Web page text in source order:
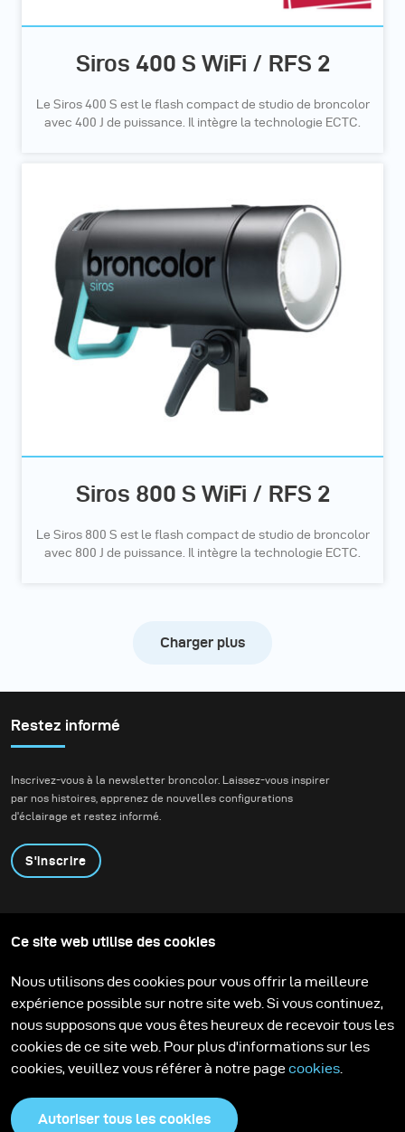
Siros 400 S WiFi / RFS 2
Le Siros 400 S est le flash compact de studio de broncolor
avec 400 J de puissance. Il intègre la technologie ECTC.
Siros 800 S WiFi / RFS 2
Le Siros 800 S est le flash compact de studio de broncolor
avec 800 J de puissance. Il intègre la technologie ECTC.
Charger plus
Restez informé
Inscrivez-vous à la newsletter broncolor. Laissez-vous inspirer
par nos histoires, apprenez de nouvelles configurations
d'éclairage et restez informé.
S'inscrire
Contactez-nous
Technologies
Support
Carrière
Media Center
Ce site web utilise des cookies
Nous utilisons des cookies pour vous offrir la meilleure
expérience possible sur notre site web. Si vous continuez,
nous supposons que vous êtes heureux de recevoir tous les
cookies de ce site web. Pour plus d'informations sur les
cookies, veuillez vous référer à notre page cookies
Autoriser tous les cookies